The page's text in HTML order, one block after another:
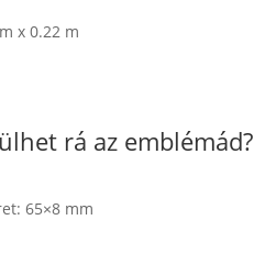
x 0.22 m
rá az emblémád?
65×8 mm